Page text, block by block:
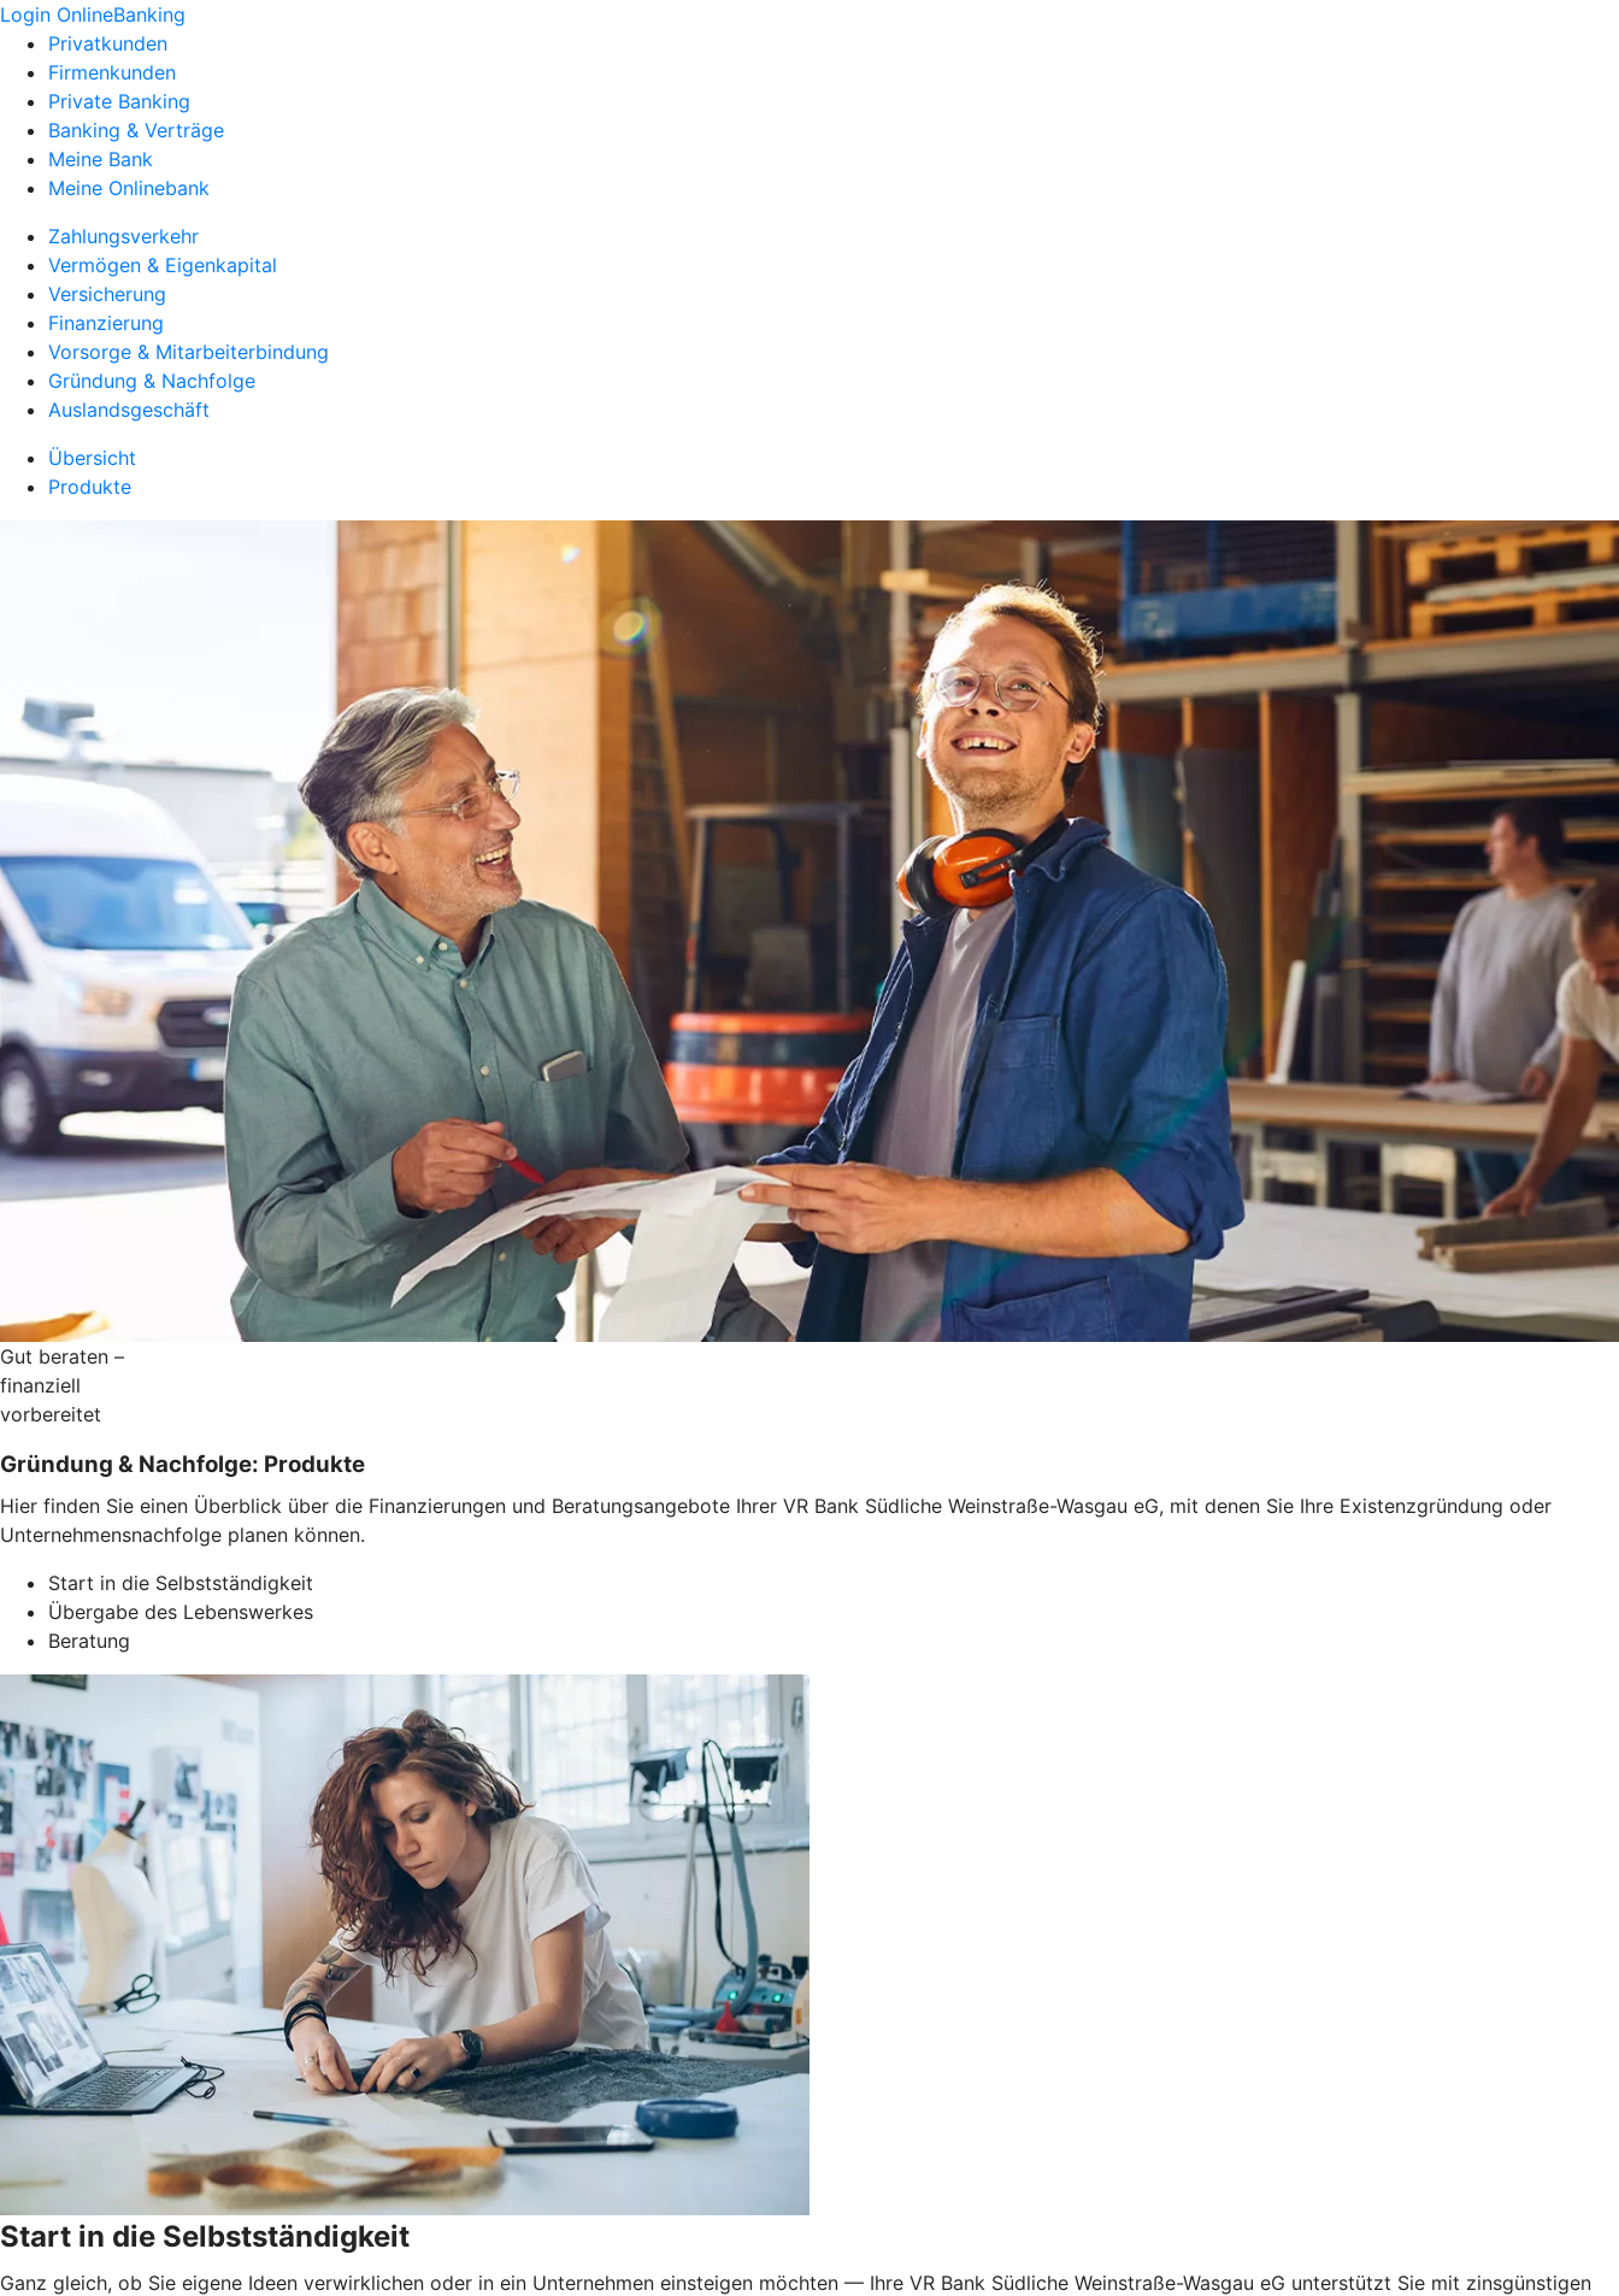
Login OnlineBanking
Privatkunden
Firmenkunden
Private Banking
Banking & Verträge
Meine Bank
Meine Onlinebank
Zahlungsverkehr
Vermögen & Eigenkapital
Versicherung
Finanzierung
Vorsorge & Mitarbeiterbindung
Gründung & Nachfolge
Auslandsgeschäft
Übersicht
Produkte
Gut beraten –
finanziell
vorbereitet
Gründung & Nachfolge: Produkte
Hier finden Sie einen Überblick über die Finanzierungen und Beratungsangebote Ihrer VR Bank Südliche Weinstraße-Wasgau eG, mit denen Sie Ihre Existenzgründung oder
Unternehmensnachfolge planen können.
Start in die Selbstständigkeit
Übergabe des Lebenswerkes
Beratung
Start in die Selbstständigkeit
Ganz gleich, ob Sie eigene Ideen verwirklichen oder in ein Unternehmen einsteigen möchten — Ihre VR Bank Südliche Weinstraße-Wasgau eG unterstützt Sie mit zinsgünstigen